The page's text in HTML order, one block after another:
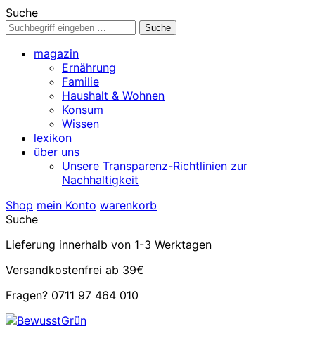
Suche
magazin
Ernährung
Familie
Haushalt & Wohnen
Konsum
Wissen
lexikon
über uns
Unsere Transparenz-Richtlinien zur
Nachhaltigkeit
Shop mein Konto warenkorb
Suche
Lieferung innerhalb von 1-3 Werktagen
Versandkostenfrei ab 39€
Fragen? 0711 97 464 010